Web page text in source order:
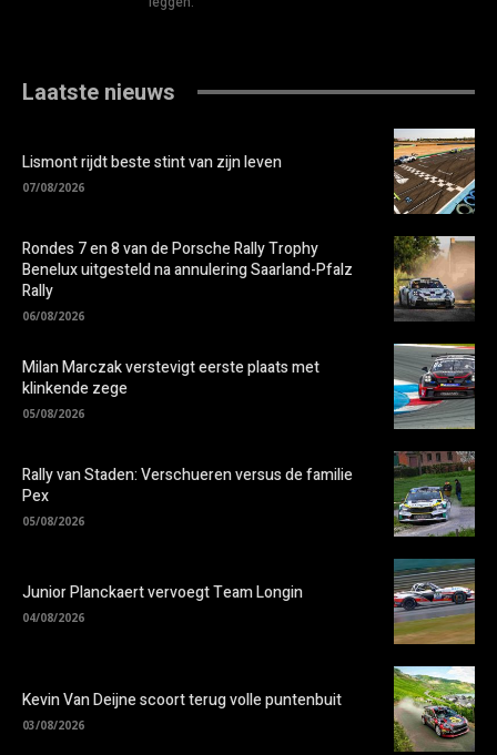
Laatste nieuws
Lismont rijdt beste stint van zijn leven
07/08/2026
Rondes 7 en 8 van de Porsche Rally Trophy
Benelux uitgesteld na annulering Saarland-Pfalz
Rally
06/08/2026
Milan Marczak verstevigt eerste plaats met
klinkende zege
05/08/2026
Rally van Staden: Verschueren versus de familie
Pex
05/08/2026
Junior Planckaert vervoegt Team Longin
04/08/2026
Kevin Van Deijne scoort terug volle puntenbuit
03/08/2026